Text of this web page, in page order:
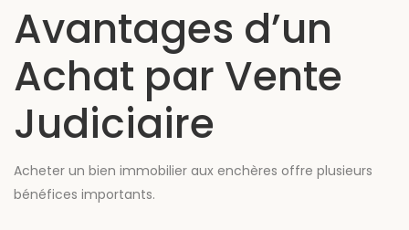
Avantages d’un
Achat par Vente
Judiciaire
Acheter un bien immobilier aux enchères offre plusieurs
bénéfices importants.